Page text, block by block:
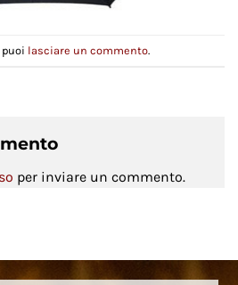
lasciare un commento.
per inviare un commento.